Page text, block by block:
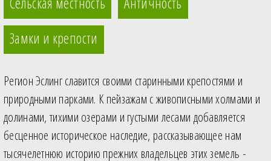
Замки и крепости
Регион Эслинг славится своими старинными крепостями и
природными парками. К пейзажам с живописными холмами и
долинами, тихими озерами и густыми лесами добавляется
бесценное историческое наследие, рассказывающее нам
тысячелетнюю историю прежних владельцев этих земель ­